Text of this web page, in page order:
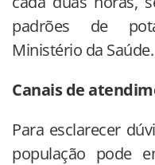
padrões de
Ministério da Saúde.
Canais de
Para esclarecer
população pode